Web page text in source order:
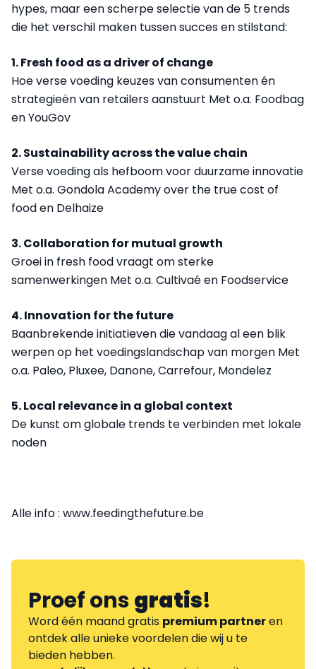
hypes, maar een scherpe selectie van de 5 trends
die het verschil maken tussen succes en stilstand:
1. Fresh food as a driver of change
Hoe verse voeding keuzes van consumenten én
strategieën van retailers aanstuurt Met o.a. Foodbag
en YouGov
2. Sustainability across the value chain
Verse voeding als hefboom voor duurzame innovatie
Met o.a. Gondola Academy over the true cost of
food en Delhaize
3. Collaboration for mutual growth
Groei in fresh food vraagt om sterke
samenwerkingen Met o.a. Cultivaé en Foodservice
4. Innovation for the future
Baanbrekende initiatieven die vandaag al een blik
werpen op het voedingslandschap van morgen Met
o.a. Paleo, Pluxee, Danone, Carrefour, Mondelez
5. Local relevance in a global context
De kunst om globale trends te verbinden met lokale
noden
Alle info : www.feedingthefuture.be
Proef onsgratis!
Word één maand gratis premium partneren
ontdek alle unieke voordelen die wij u te
bieden hebben.